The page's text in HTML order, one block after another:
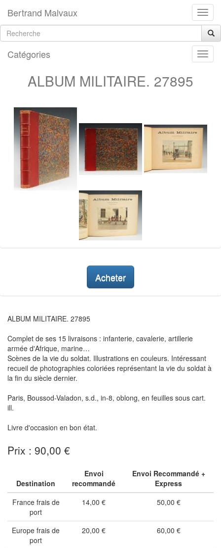
Bertrand Malvaux
Catégories
ALBUM MILITAIRE. 27895
Acheter
ALBUM MILITAIRE. 27895
Complet de ses 15 livraisons : infanterie, cavalerie, artillerie
armée d'Afrique, marine…
Scènes de la vie du soldat. Illustrations en couleurs. Intéressant
recueil de photographies coloriées représentant la vie du soldat à
la fin du siècle dernier.
Paris, Boussod-Valadon, s.d., in-8, oblong, en feuilles sous cart.
ill.
Livre d'occasion en bon état.
Prix : 90,00 €
Destination
Envoi
recommandé
Envoi Recommandé +
Express
France frais de
port
14,00 € 50,00 €
Europe frais de
port
20,00 € 60,00 €